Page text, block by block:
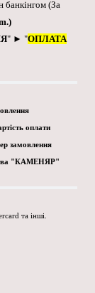
банкінгом (За
.)
" ► "ОПЛАТА
оплати
замовлення
"КАМЕНЯР"
та інші.